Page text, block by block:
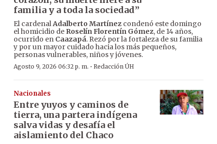
familia y a toda la sociedad”
El cardenalAdalberto Martínez condenó este domingo
el homicidio de Roselín Florentín Gómez, de 14 años,
ocurrido en Caazapá. Rezó por la fortaleza de su familia
y por un mayor cuidado hacia los más pequeños,
personas vulnerables, niños y jóvenes.
Agosto 9, 2026 06:32 p. m. · Redacción ÚH
Nacionales
Entre yuyos y caminos de
tierra, una partera indígena
salva vidas y desafía el
aislamiento del Chaco